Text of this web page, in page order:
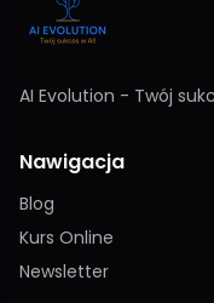
AI Evolution - Twój
Nawigacja
Blog
Kurs Online
Newsletter